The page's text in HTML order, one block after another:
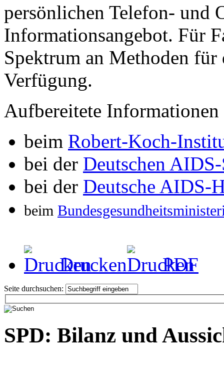
persönlichen Telefon- und
Informationsangebot. Für
Spektrum an Methoden
Verfügung.
Aufbereitete
beim Robert-Koch-
bei der Deutschen
bei der Deutsche AIDS-
beim
Drucken PDF
Seite durchsuchen:
SPD: Bilanz und